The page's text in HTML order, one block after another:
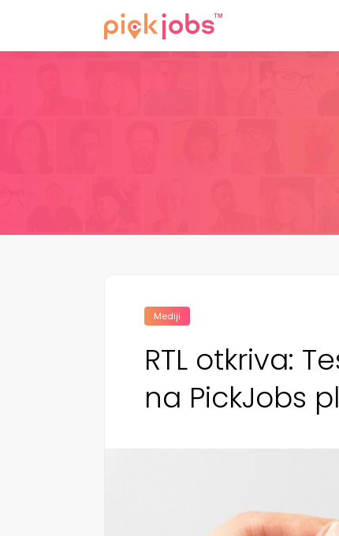
Mediji
RTL otkriva:
na PickJobs